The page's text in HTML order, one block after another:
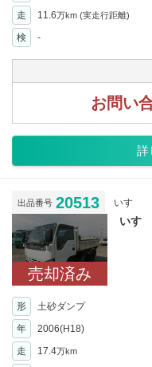
走 11.6万km (実走行距離)
検
-
お問い
詳
出品番号 20513 いすゞ
売却済み
いす
形 土砂ダンプ
年
2006(H18)
走 17.4万km